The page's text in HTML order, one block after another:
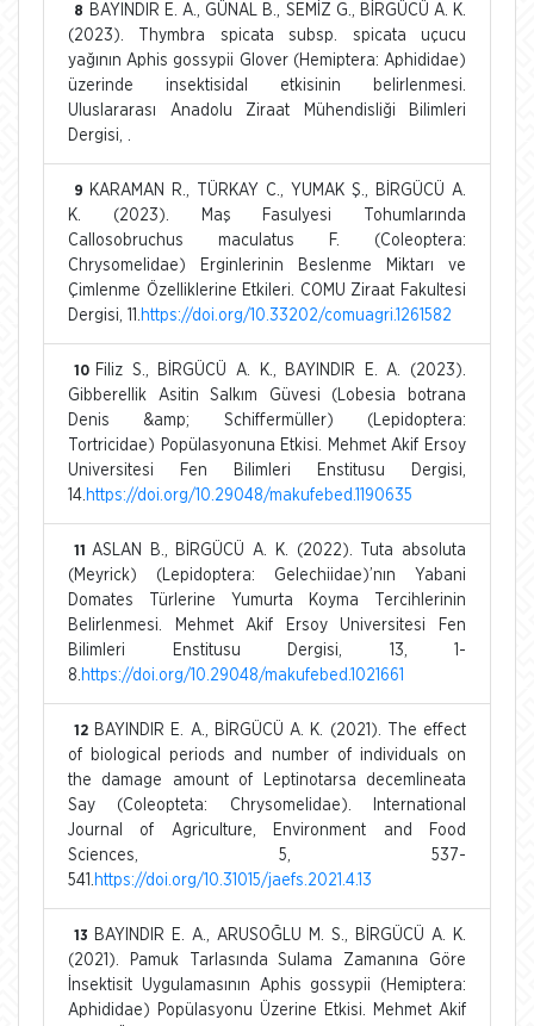
8
BAYINDIR E. A., GÜNAL B., SEMİZ G., BİRGÜCÜ A. K.
(2023). Thymbra spicata subsp. spicata uçucu
yağının Aphis gossypii Glover (Hemiptera: Aphididae)
üzerinde insektisidal etkisinin belirlenmesi.
Uluslararası Anadolu Ziraat Mühendisliği Bilimleri
Dergisi, .
9
KARAMAN R., TÜRKAY C., YUMAK Ş., BİRGÜCÜ A.
K. (2023). Maş Fasulyesi Tohumlarında
Callosobruchus maculatus F. (Coleoptera:
Chrysomelidae) Erginlerinin Beslenme Miktarı ve
Çimlenme Özelliklerine Etkileri. COMU Ziraat Fakultesi
Dergisi, 11. https://doi.org/10.33202/comuagri.1261582
10 Filiz S., BİRGÜCÜ A. K., BAYINDIR E. A. (2023).
Gibberellik Asitin Salkım Güvesi (Lobesia botrana
Denis &amp; Schiffermüller) (Lepidoptera:
Tortricidae) Popülasyonuna Etkisi. Mehmet Akif Ersoy
Universitesi Fen Bilimleri Enstitusu Dergisi,
14. https://doi.org/10.29048/makufebed.1190635
11
ASLAN B., BİRGÜCÜ A. K. (2022). Tuta absoluta
(Meyrick) (Lepidoptera: Gelechiidae)’nın Yabani
Domates Türlerine Yumurta Koyma Tercihlerinin
Belirlenmesi. Mehmet Akif Ersoy Universitesi Fen
Bilimleri Enstitusu Dergisi, 13, 1-
8. https://doi.org/10.29048/makufebed.1021661
12 BAYINDIR E. A., BİRGÜCÜ A. K. (2021). The effect
of biological periods and number of individuals on
the damage amount of Leptinotarsa decemlineata
Say (Coleopteta: Chrysomelidae). International
Journal of Agriculture, Environment and Food
Sciences, 5, 537-
541. https://doi.org/10.31015/jaefs.2021.4.13
13
BAYINDIR E. A., ARUSOĞLU M. S., BİRGÜCÜ A. K.
(2021). Pamuk Tarlasında Sulama Zamanına Göre
İnsektisit Uygulamasının Aphis gossypii (Hemiptera:
Aphididae) Popülasyonu Üzerine Etkisi. Mehmet Akif